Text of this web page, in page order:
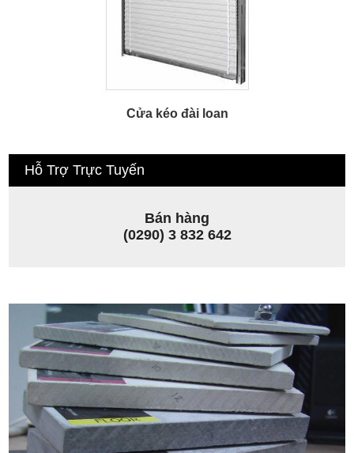
Cửa kéo đài loan
Hỗ Trợ Trực Tuyến
Bán hàng
(0290) 3 832 642